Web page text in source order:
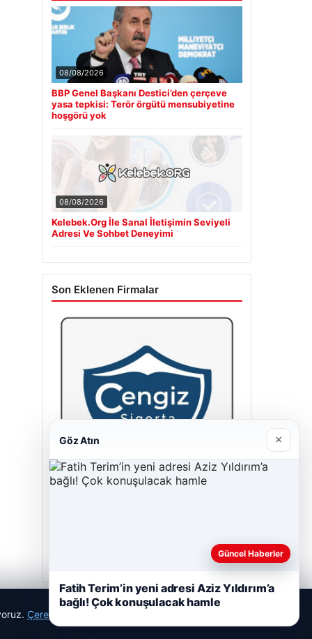
08/08/2026
BBP Genel Başkanı Destici’den çerçeve
yasa tepkisi: Terör örgütü mensubiyetine
hoşgörü yok
08/08/2026
Kelebek.Org İle Sanal İletişimin Seviyeli
Adresi Ve Sohbet Deneyimi
Son Eklenen Firmalar
Çerez Politikamız
Göz Atın ×
Güncel Haberler
Fatih Terim’in yeni adresi Aziz Yıldırım’a
bağlı! Çok konuşulacak hamle